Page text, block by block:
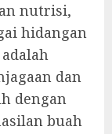
nutrisi,
hidangan
dan
dengan
buah